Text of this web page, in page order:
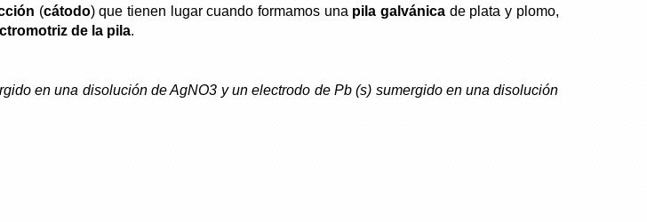
(cátodo) que tienen lugar cuando formamos una pila galvánicade plata y plomo,
de la pila.
en una disolución de AgNO3 y un electrodo de Pb (s) sumergido en una disolución